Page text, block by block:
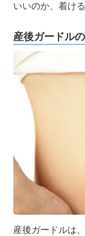
子育て・育児
０歳児
１歳児
２歳児
３〜６歳児
いいのか、着け
産後ガードル
産後ガードルは